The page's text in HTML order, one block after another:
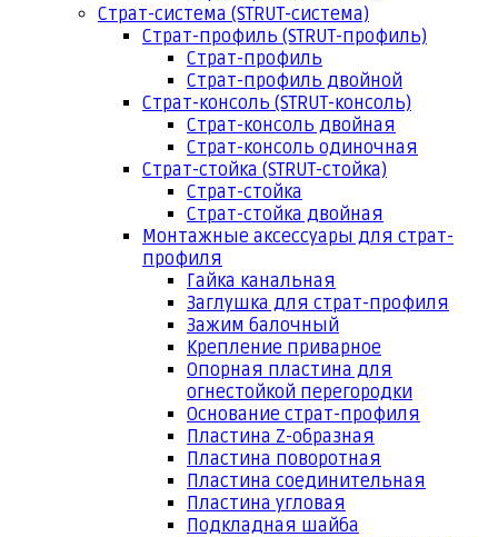
Страт-система (STRUT-система)
Страт-профиль (STRUT-профиль)
Страт-профиль
Страт-профиль двойной
Страт-консоль (STRUT-консоль)
Страт-консоль двойная
Страт-консоль одиночная
Страт-стойка (STRUT-стойка)
Страт-стойка
Страт-стойка двойная
Монтажные аксессуары для страт-
профиля
Гайка канальная
Заглушка для страт-профиля
Зажим балочный
Крепление приварное
Опорная пластина для
огнестойкой перегородки
Основание страт-профиля
Пластина Z-образная
Пластина поворотная
Пластина соединительная
Пластина угловая
Подкладная шайба